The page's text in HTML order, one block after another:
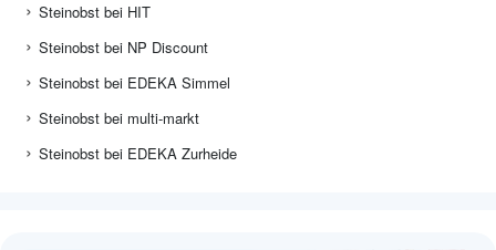
Steinobst bei HIT
Steinobst bei NP Discount
Steinobst bei EDEKA Simmel
Steinobst bei multi-markt
Steinobst bei EDEKA Zurheide